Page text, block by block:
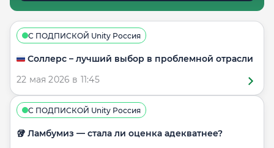
С ПОДПИСКОЙ Unity Россия
🇷🇺 Соллерс – лучший выбор в проблемной отрасли
22 мая 2026 в 11:45
С ПОДПИСКОЙ Unity Россия
🥡 Ламбумиз — стала ли оценка адекватнее?